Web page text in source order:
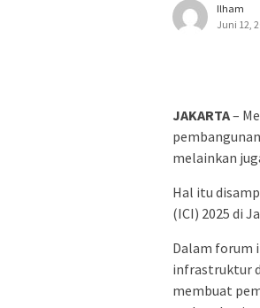
Ilham
Juni 12,
JAKARTA–
melainkan
Hal itu
(ICI) 2025 di
Dalam forum
infrastruktur
membuat